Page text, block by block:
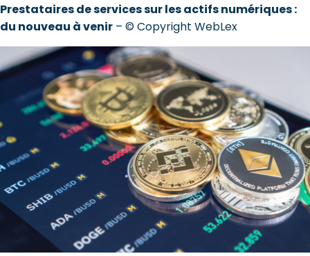
Prestataires de services sur les actifs numériques :
du nouveau à venir – © Copyright WebLex